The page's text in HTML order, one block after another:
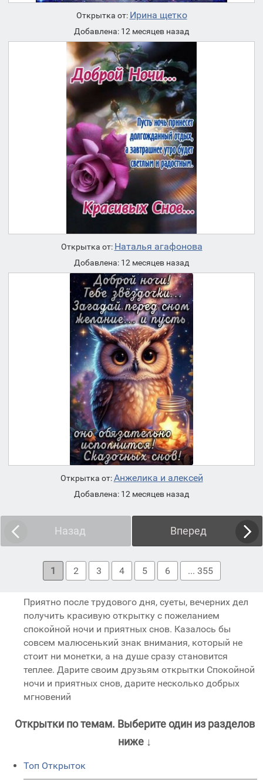
Открытка от: Ирина щетко
Добавлена: 12 месяцев назад
Открытка от: Наталья агафонова
Добавлена: 12 месяцев назад
Открытка от:Анжелика и алексей
Добавлена: 12 месяцев назад
Назад Вперед
1 2 3 4 5 6 ... 355
Приятно после трудового дня, суеты, вечерних дел
получить красивую открытку с пожеланием
спокойной ночи и приятных снов. Казалось бы
совсем малюсенький знак внимания, который не
стоит ни монетки, а на душе сразу становится
теплее. Дарите своим друзьям открытки Спокойной
ночи и приятных снов, дарите несколько добрых
мгновений
Открытки по темам. Выберите один из разделов
ниже ↓
Топ Открыток